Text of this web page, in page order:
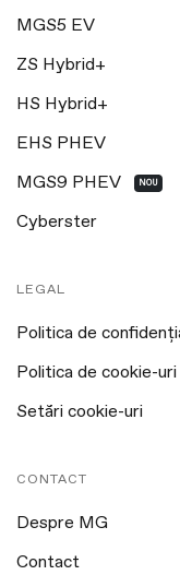
MGS5 EV
ZS Hybrid+
HS Hybrid+
EHS PHEV
MGS9 PHEV NOU
Cyberster
LEGAL
Politica de
Politica de cookie-uri
Setări cookie-uri
CONTACT
Despre MG
Contact